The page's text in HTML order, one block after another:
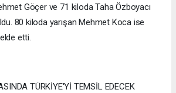
Göçer ve 71 kiloda Taha Özboyacı
80 kiloda yarışan Mehmet Koca ise
etti.
TÜRKİYE'Yİ TEMSİL EDECEK